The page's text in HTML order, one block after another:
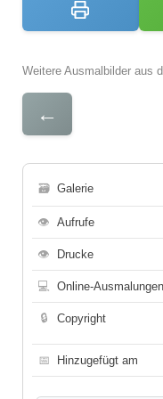
Weitere Ausmalbilder aus
←
🗃 Galerie
👁 Aufrufe
👁 Drucke
💻 Online-Ausmalungen
🔒 Copyright
📅 Hinzugefügt am